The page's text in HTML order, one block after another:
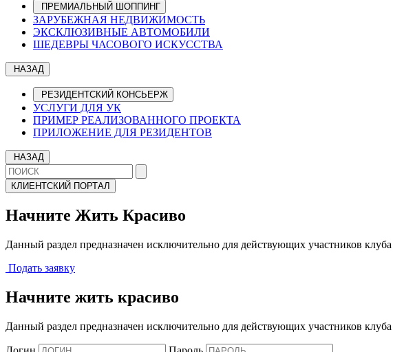
ПРЕМИАЛЬНЫЙ ШОППИНГ
ЗАРУБЕЖНАЯ НЕДВИЖИМОСТЬ
ЭКСКЛЮЗИВНЫЕ АВТОМОБИЛИ
ШЕДЕВРЫ ЧАСОВОГО ИСКУССТВА
НАЗАД
РЕЗИДЕНТСКИЙ КОНСЬЕРЖ
УСЛУГИ ДЛЯ УК
ПРИМЕР РЕАЛИЗОВАННОГО ПРОЕКТА
ПРИЛОЖЕНИЕ ДЛЯ РЕЗИДЕНТОВ
НАЗАД
КЛИЕНТСКИЙ ПОРТАЛ
Начните Жить Красиво
Данный раздел предназначен исключительно для действующих участников клуба
Подать заявку
Начните жить красиво
Данный раздел предназначен исключительно для действующих участников клуба